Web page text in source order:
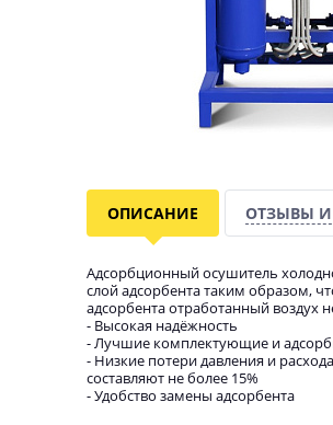
ОПИСАНИЕ ОТЗЫВЫ
Адсорбционный осушитель
слой адсорбента таким образом,
адсорбента отработанный воздух
- Высокая надёжность
- Лучшие комплектующие и
- Низкие потери давления и
составляют не более 15%
- Удобство замены адсорбента